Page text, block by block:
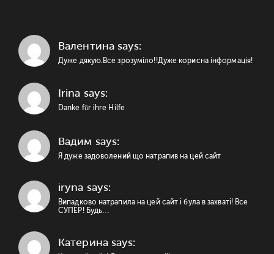
Валентина says:
Дуже дякую.Все зрозуміло!!Дуже корисна інформація!
Irina says:
Danke für ihre Hilfe
Вадим says:
Я дуже задоволений що натрапив на цей сайт
iryna says:
Випадково натрапила на цей сайт і була в захваті! Все
СУПЕР! Будь…
Катерина says: